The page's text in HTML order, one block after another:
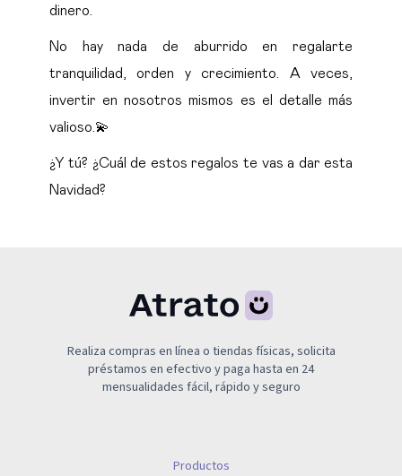
dinero.
No hay nada de aburrido en regalarte
tranquilidad, orden y crecimiento. A veces,
invertir en nosotros mismos es el detalle más
valioso.💫
¿Y tú? ¿Cuál de estos regalos te vas a dar esta
Navidad?
Realiza compras en línea o tiendas físicas, solicita
préstamos en efectivo y paga hasta en 24
mensualidades fácil, rápido y seguro
Productos